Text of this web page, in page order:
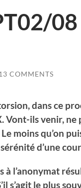
COMMENTS
dans ce
Vont-ils venir, ne
moins qu’on
d’une cour
à l’anonymat
s’agit le plus